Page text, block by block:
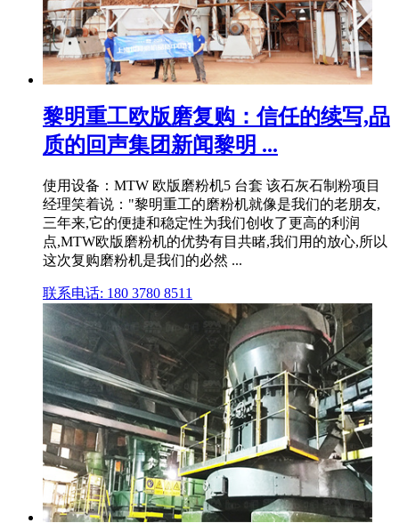
黎明重工欧版磨复购：信任的续写,品
质的回声集团新闻黎明 ...
使用设备：MTW 欧版磨粉机5 台套 该石灰石制粉项目
经理笑着说："黎明重工的磨粉机就像是我们的老朋友,
三年来,它的便捷和稳定性为我们创收了更高的利润
点,MTW欧版磨粉机的优势有目共睹,我们用的放心,所以
这次复购磨粉机是我们的必然 ...
联系电话: 180 3780 8511